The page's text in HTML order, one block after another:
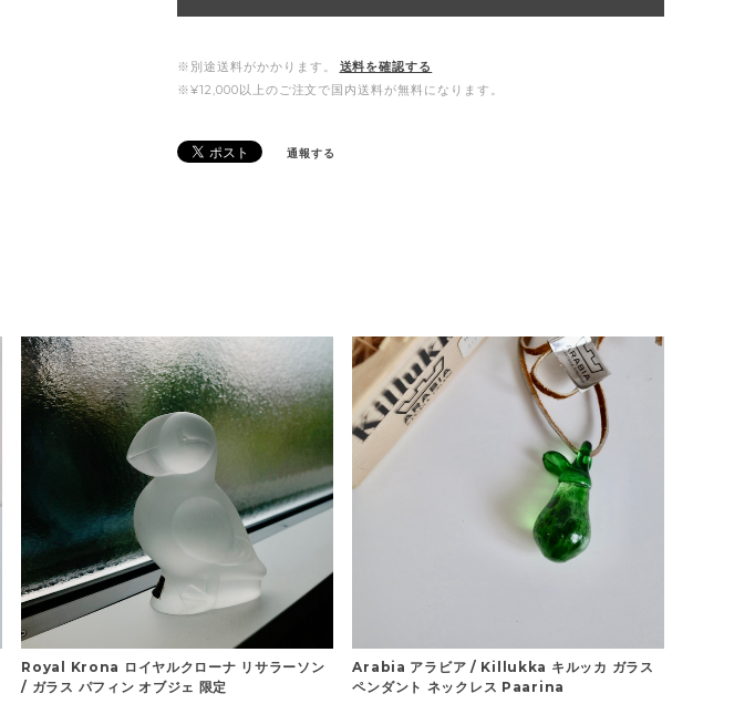
※別途送料がかかります。
送料を確認する
※¥12,000以上のご注文で国内送料が無料になります。
通報する
Royal Krona ロイヤルクローナ リサラーソン
/ ガラス パフィン オブジェ 限定
Arabia アラビア / Killukka キルッカ ガラス
ペンダント ネックレス Paarina